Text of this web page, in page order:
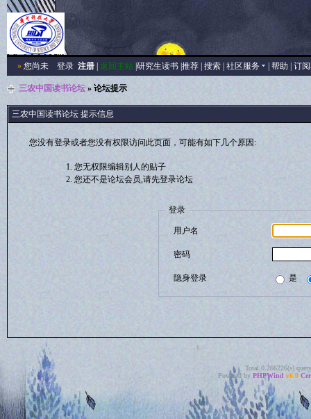
»您尚未 登录 注册| 返回主站| 研究生读书| 推荐| 搜索| 社区服务 帮助 订
三农中国读书论坛» 论坛提示
三农中国读书论坛 提示信息
您没有登录或者您没有权限访问此页面，可能有如下几个原因:
您无权限编辑别人的贴子
您还不是论坛会员,请先登录论坛
登录
用户名
密码
隐身登录 是
Total 0.266226(s)
Powered by PHPWind v6.0